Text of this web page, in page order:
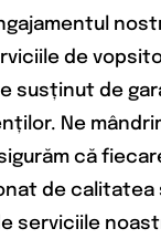
de
susținut de
Ne
că
de calitatea
serviciile